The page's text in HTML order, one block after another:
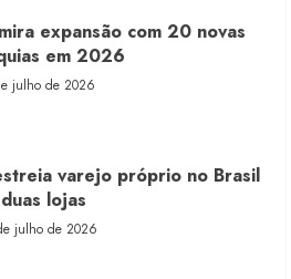
expansão com 20 novas
em 2026
julho de 2026
varejo próprio no Brasil
lojas
julho de 2026